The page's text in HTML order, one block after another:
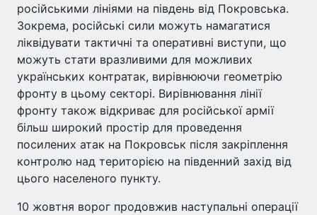
російськими лініями на південь від Покровська.
Зокрема, російські сили можуть намагатися
ліквідувати тактичні та оперативні виступи, що
можуть стати вразливими для можливих
українських контратак, вирівнюючи геометрію
фронту в цьому секторі. Вирівнювання лінії
фронту також відкриває для російської армії
більш широкий простір для проведення
посилених атак на Покровськ після закріплення
контролю над територією на південний захід від
цього населеного пункту.
10 жовтня ворог продовжив наступальні операції